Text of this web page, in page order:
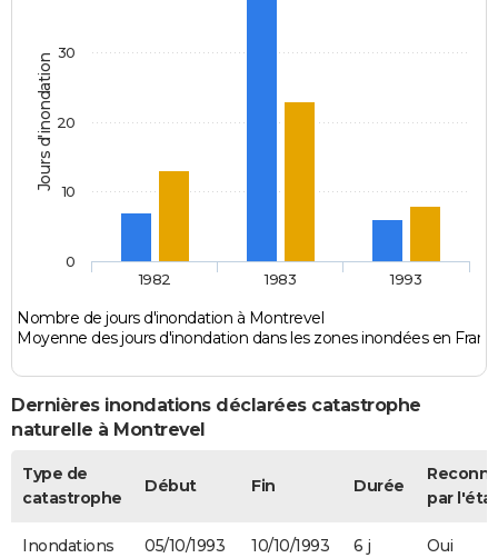
Jours d'inondation
Nombre de jours d'inondation à Montrevel
Moyenne des jours d'inondation dans les zones inondées en
1982 1983 1993
0
10
20
30
Dernières inondations déclarées catastrophe
naturelle à Montrevel
Type de
catastrophe
Début Fin Durée
par l'état
Inondations
05/10/1993 10/10/1993 6 j Oui